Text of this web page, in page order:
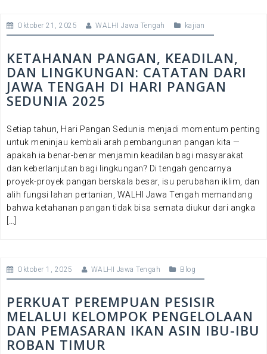
Oktober 21, 2025 WALHI Jawa Tengah kajian
KETAHANAN PANGAN, KEADILAN,
DAN LINGKUNGAN: CATATAN DARI
JAWA TENGAH DI HARI PANGAN
SEDUNIA 2025
Setiap tahun, Hari Pangan Sedunia menjadi momentum penting
untuk meninjau kembali arah pembangunan pangan kita —
apakah ia benar-benar menjamin keadilan bagi masyarakat
dan keberlanjutan bagi lingkungan? Di tengah gencarnya
proyek-proyek pangan berskala besar, isu perubahan iklim, dan
alih fungsi lahan pertanian, WALHI Jawa Tengah memandang
bahwa ketahanan pangan tidak bisa semata diukur dari angka
Oktober 1, 2025 WALHI Jawa Tengah Blog
PERKUAT PEREMPUAN PESISIR
MELALUI KELOMPOK PENGELOLAAN
DAN PEMASARAN IKAN ASIN IBU-IBU
ROBAN TIMUR